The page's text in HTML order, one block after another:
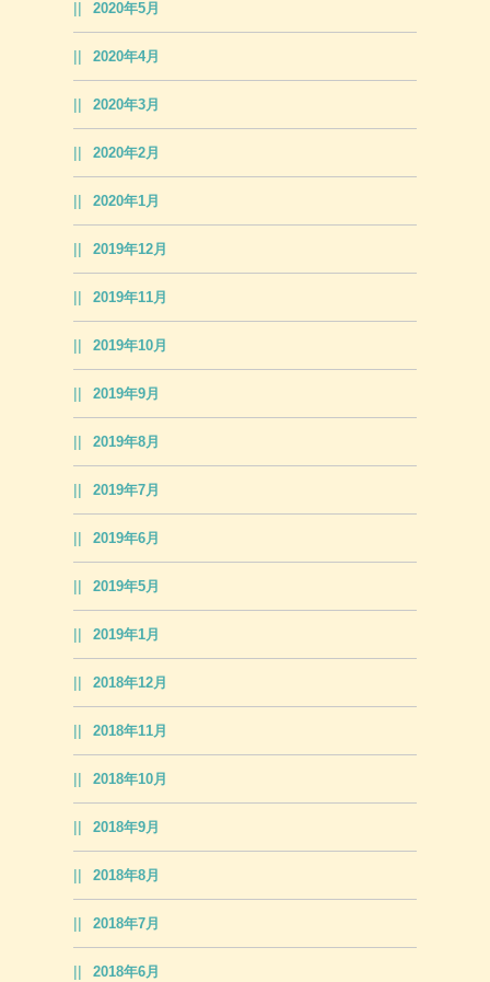
2020年5月
2020年4月
2020年3月
2020年2月
2020年1月
2019年12月
2019年11月
2019年10月
2019年9月
2019年8月
2019年7月
2019年6月
2019年5月
2019年1月
2018年12月
2018年11月
2018年10月
2018年9月
2018年8月
2018年7月
2018年6月